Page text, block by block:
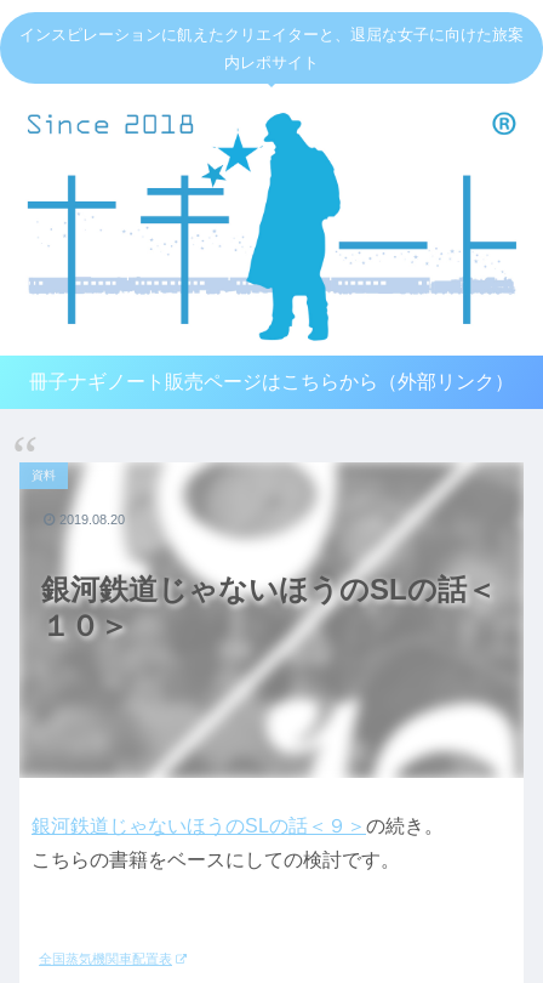
インスピレーションに飢えたクリエイターと、退屈な女子に向けた旅案
内レポサイト
冊子ナギノート販売ページはこちらから（外部リンク）
銀河鉄道じゃないほうのSLの話＜
１０＞
資料
2019.08.20
銀河鉄道じゃないほうのSLの話＜９＞ の続き。
こちらの書籍をベースにしての検討です。
全国蒸気機関車配置表